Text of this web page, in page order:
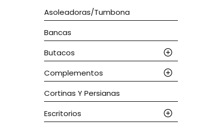
Asoleadoras/tumbona
Bancas
Butacos
Complementos
Cortinas Y Persianas
Escritorios